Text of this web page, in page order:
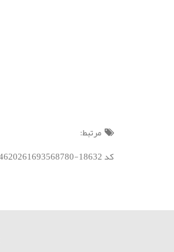
مرتبط:
کد BSC : 1921883733074620261693568780-18632;